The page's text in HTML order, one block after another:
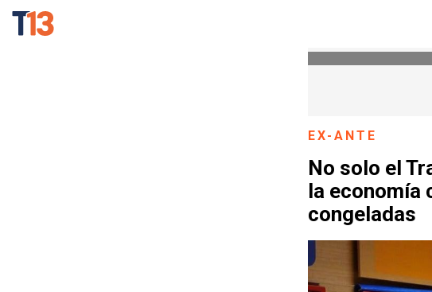
EX-ANTE
No solo el
la economía
congeladas